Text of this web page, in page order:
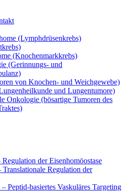
(Lymphdrüsenkrebs)
(Knochenmarkkrebs)
(Gerinnungs- und
von Knochen- und Weichgewebe)
und Lungentumore)
Onkologie (bösartige Tumoren des
der Eisenhomöostase
Regulation der
Peptid-basiertes Vaskuläres Targeting